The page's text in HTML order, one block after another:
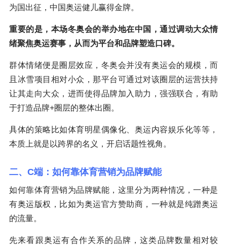
为国出征，中国奥运健儿赢得金牌。
重要的是，本场冬奥会的举办地在中国，通过调动大众情
绪聚焦奥运赛事，从而为平台和品牌塑造口碑。
群体情绪便是圈层效应，冬奥会并没有奥运会的规模，而
且冰雪项目相对小众，那平台可通过对该圈层的运营扶持
让其走向大众，进而使得品牌加入助力，强强联合，有助
于打造品牌+圈层的整体出圈。
具体的策略比如体育明星偶像化、奥运内容娱乐化等等，
本质上就是以跨界的名义，开启话题性视角。
二、C端：如何靠体育营销为品牌赋能
如何靠体育营销为品牌赋能，这里分为两种情况，一种是
有奥运版权，比如为奥运官方赞助商，一种就是纯蹭奥运
的流量。
先来看跟奥运有合作关系的品牌，这类品牌数量相对较